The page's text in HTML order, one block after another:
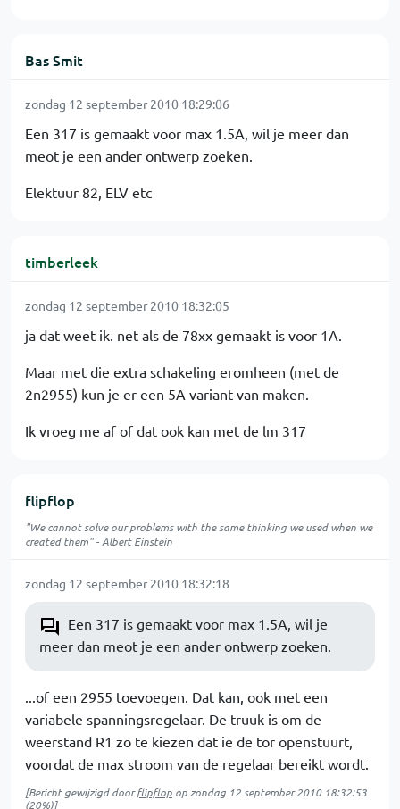
Bas Smit
zondag 12 september 2010 18:29:06
Een 317 is gemaakt voor max 1.5A, wil je meer dan
meot je een ander ontwerp zoeken.
Elektuur 82, ELV etc
timberleek
zondag 12 september 2010 18:32:05
ja dat weet ik. net als de 78xx gemaakt is voor 1A.
Maar met die extra schakeling eromheen (met de
2n2955) kun je er een 5A variant van maken.
Ik vroeg me af of dat ook kan met de lm 317
flipflop
"We cannot solve our problems with the same thinking we used when we
created them" - Albert Einstein
zondag 12 september 2010 18:32:18
Een 317 is gemaakt voor max 1.5A, wil je
meer dan meot je een ander ontwerp zoeken.
...of een 2955 toevoegen. Dat kan, ook met een
variabele spanningsregelaar. De truuk is om de
weerstand R1 zo te kiezen dat ie de tor openstuurt,
voordat de max stroom van de regelaar bereikt wordt.
[Bericht gewijzigd doorflipflop op zondag 12 september 2010 18:32:53
(20%)]